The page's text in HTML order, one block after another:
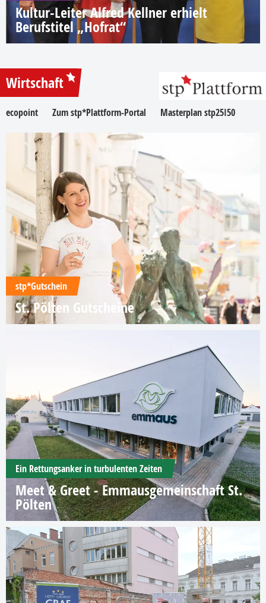
Kultur-Leiter Alfred Kellner erhielt
Berufstitel „Hofrat“
Wirtschaft
ecopoint Zum stp*Plattform-Portal Masterplan stp25I50
stp*Gutschein
St. Pölten Gutscheine
Ein Rettungsanker in turbulenten Zeiten
Meet & Greet - Emmausgemeinschaft St.
Pölten